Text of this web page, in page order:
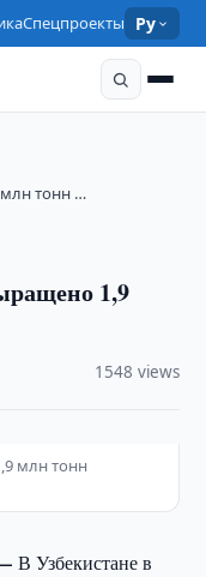
Спецпроекты Ру
млн тонн …
1,9
1548 views
млн тонн
—В Узбекистане в